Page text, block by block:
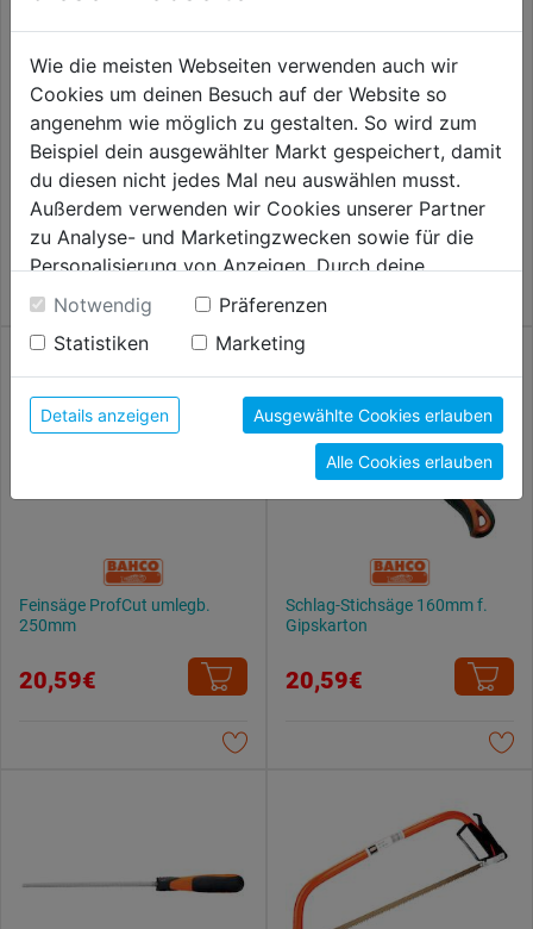
Fuchsschwanz PrizeCut
17,59€
Metallsäge f.Metallsägeblätter
250 - 300mm
19,59€
Feinsäge ProfCut umlegb.
250mm
20,59€
Schlag-Stichsäge 160mm f.
Gipskarton
20,59€
Wie die meisten Webseiten verwenden auch wir
Cookies um deinen Besuch auf der Website so
angenehm wie möglich zu gestalten. So wird zum
Beispiel dein ausgewählter Markt gespeichert, damit
du diesen nicht jedes Mal neu auswählen musst.
Außerdem verwenden wir Cookies unserer Partner
zu Analyse- und Marketingzwecken sowie für die
Personalisierung von Anzeigen. Durch deine
Einwilligung werden die Daten von Drittanbieter,
unter anderem auch in den USA, verarbeitet.
Durch Klick auf "Alle Cookies erlauben" stimmst du
der Verwendung aller Cookies zu. Unter "Details
anzeigen" findest du alle Infos zu den
unterschiedlichen Cookies, unter "Cookies
Konfigurieren" kannst du auswählen, welche Cookies
du zulassen möchtest und welche nicht.
Notwendig
Präferenzen
Statistiken
Marketing
Details anzeigen Ausgewählte Cookies erlauben
Alle Cookies erlauben